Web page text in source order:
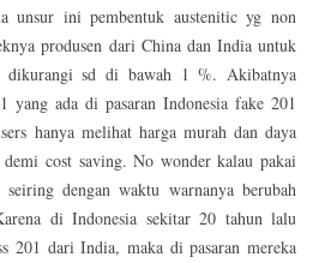
unsur ini pembentuk austenitic yg non
produsen dari China dan India untuk
dikurangi sd di bawah 1 %. Akibatnya
yang ada di pasaran Indonesia fake 201
hanya melihat harga murah dan daya
cost saving. No wonder kalau pakai
dengan waktu warnanya berubah
di Indonesia sekitar 20 tahun lalu
201 dari India, maka di pasaran mereka